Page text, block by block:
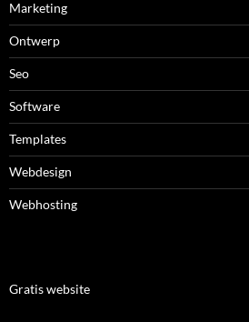
Marketing
Ontwerp
Seo
Software
Templates
Webdesign
Webhosting
Gratis website